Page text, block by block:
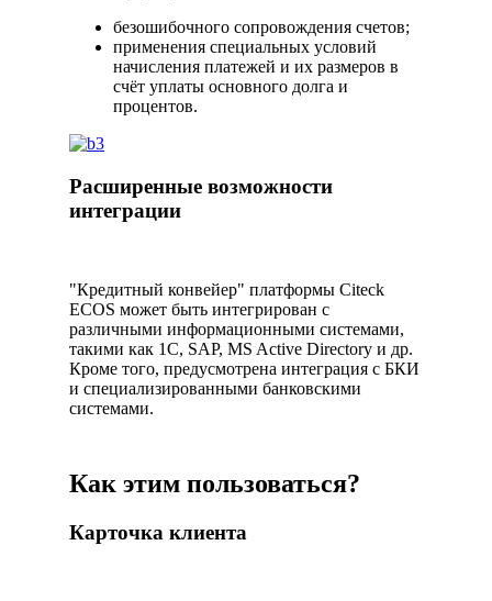
безошибочного сопровождения счетов;
применения специальных условий
начисления платежей и их размеров в
счёт уплаты основного долга и
процентов.
Расширенные возможности
интеграции
"Кредитный конвейер" платформы Citeck
ECOS может быть интегрирован с
различными информационными системами,
такими как 1C, SAP, MS Active Directory и др.
Кроме того, предусмотрена интеграция с БКИ
и специализированными банковскими
системами.
Как этим пользоваться?
Карточка клиента